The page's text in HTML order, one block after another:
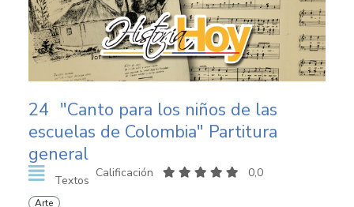
24 "Canto para los niños de las
escuelas de Colombia" Partitura
general
Textos
Calificación 0,0
Arte